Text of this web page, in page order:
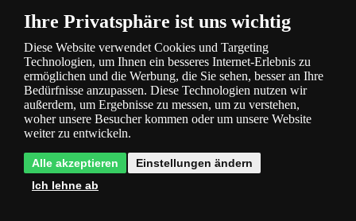
Gesamtwertung
Wir erhalten Produktbewertungen von echten
Kunden, denen wir nach Absenden der Bestellung eine E-Mail mit
der Bitte um Bewertung der bestellten Ware zusenden. Mehr
100 %
Kunde hat bewertet
Ihre Privatsphäre ist uns wichtig
Diese Website verwendet Cookies und Targeting
Technologien, um Ihnen ein besseres Internet-Erlebnis zu
ermöglichen und die Werbung, die Sie sehen, besser an Ihre
Bedürfnisse anzupassen. Diese Technologien nutzen wir
außerdem, um Ergebnisse zu messen, um zu verstehen,
woher unsere Besucher kommen oder um unsere Website
weiter zu entwickeln.
Alle akzeptieren
Einstellungen ändern
Ich lehne ab